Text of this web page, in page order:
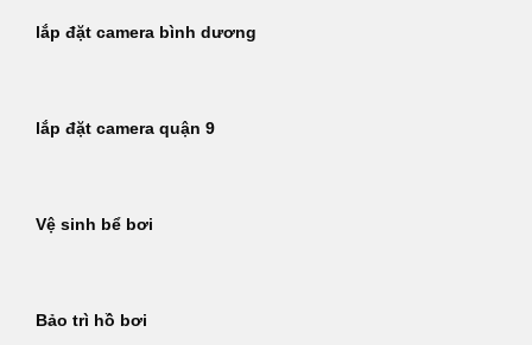
lắp đặt camera bình dương
lắp đặt camera quận 9
Vệ sinh bể bơi
Bảo trì hồ bơi